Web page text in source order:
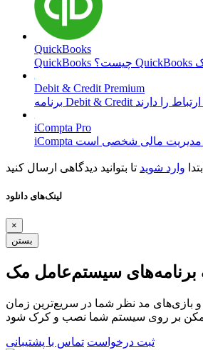
QuickBooks
Debit & Credit Premium
iCompta Pro
ابتدا وارد شوید
لینک‌های دانلود
×
بستن
سیستم‌عامل مک
و بازی‌های مد نظر شما در سریع‌ترین زمان
ثبت درخواست تماس با پشتیبانی